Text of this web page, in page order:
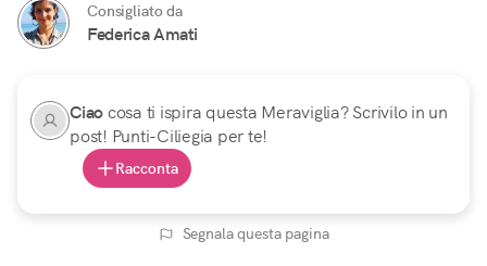
Consigliato da
Federica Amati
Ciaocosa ti ispira questa Meraviglia? Scrivilo in un
post! Punti-Ciliegia per te!
Racconta
Segnala questa pagina